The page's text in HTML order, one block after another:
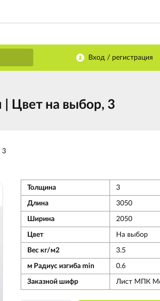
Вход / регистрация
Цвет на выбор, 3
3
Толщина 3
Длина 3050
Ширина 2050
Цвет На выбор
Вес кг/м2 3.5
м Радиус изгиба min 0.6
Заказной шифр Лист МПК